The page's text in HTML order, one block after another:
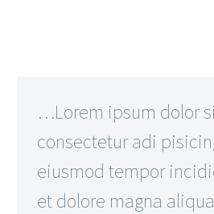
…Lorem ipsum dolor
consectetur adi
eiusmod tempor
et dolore magna